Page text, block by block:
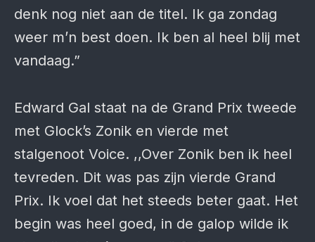
denk nog niet aan de titel. Ik ga zondag
weer m’n best doen. Ik ben al heel blij met
vandaag.”
Edward Gal staat na de Grand Prix tweede
met Glock’s Zonik en vierde met
stalgenoot Voice. ,,Over Zonik ben ik heel
tevreden. Dit was pas zijn vierde Grand
Prix. Ik voel dat het steeds beter gaat. Het
begin was heel goed, in de galop wilde ik